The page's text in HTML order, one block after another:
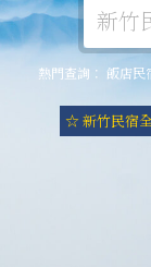
熱門查詢： 飯店民
☆ 新竹民宿